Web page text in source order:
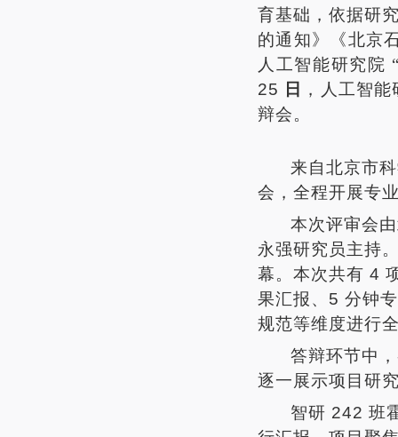
育基础，依据研
的通知》
《北京
人工智能研究院
25
日
，人工智
辩会。
来自北京市
会，全程开展专
本次评审会
永强研究员主持
幕。本次共有 4
果汇报、 5 分钟
规范等维度进行
答辩环节中
逐一展示项目研
智研 242 班